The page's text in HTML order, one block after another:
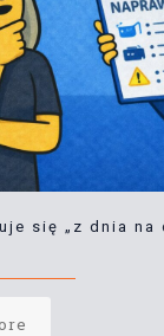
się „z dnia na